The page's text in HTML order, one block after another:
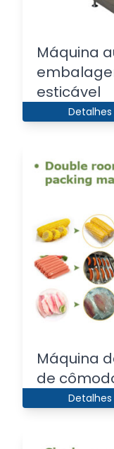
Máquina
esticável
Detalhes
Máquina
de
Detalhes